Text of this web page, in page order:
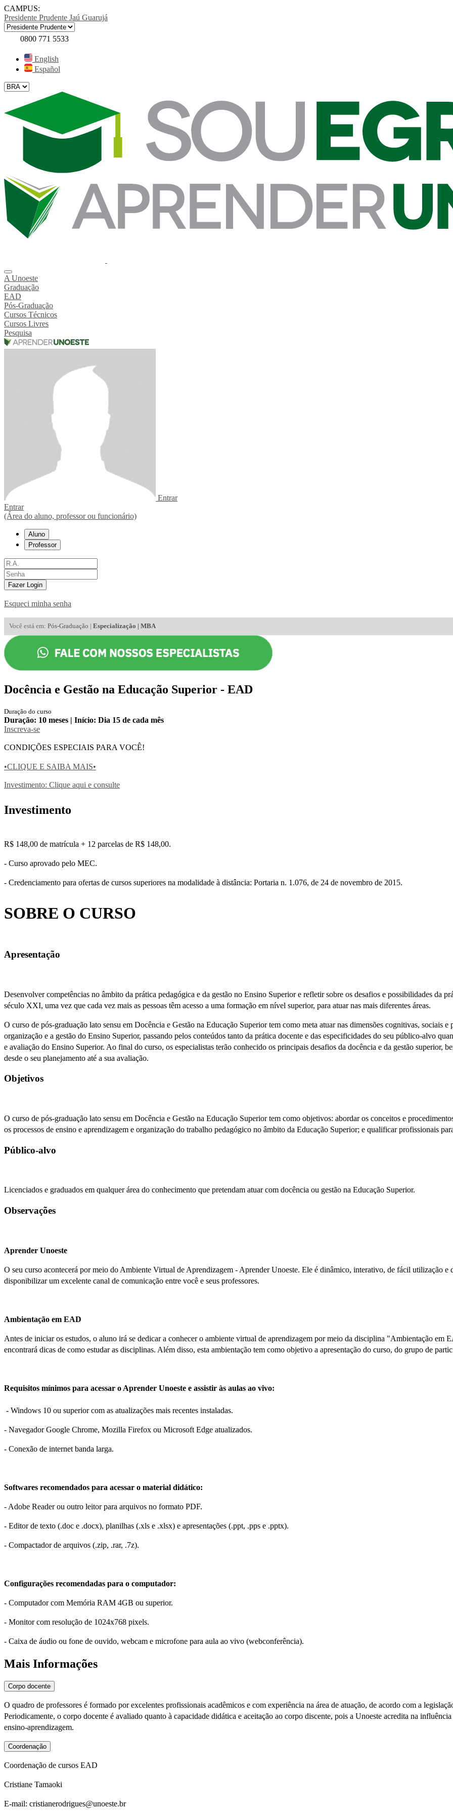
CAMPUS:
Presidente Prudente Jaú Guarujá
0800 771 5533
English
Español
A Unoeste
Graduação
EAD
Pós-Graduação
Cursos Técnicos
Cursos Livres
Pesquisa
Entrar
Entrar
(Área do aluno, professor ou funcionário)
Aluno
Professor
Fazer Login
Esqueci minha senha
Você está em: Pós-Graduação | Especialização | MBA
Docência e Gestão na Educação Superior - EAD
Duração do curso
Duração: 10 meses | Início: Dia 15 de cada mês
Inscreva-se
CONDIÇÕES ESPECIAIS PARA VOCÊ!
•CLIQUE E SAIBA MAIS•
Investimento: Clique aqui e consulte
Investimento
R$ 148,00 de matrícula + 12 parcelas de R$ 148,00.
- Curso aprovado pelo MEC.
- Credenciamento para ofertas de cursos superiores na modalidade à distância: Portaria n. 1.076, de 24 de novembro de 2015.
SOBRE O CURSO
Apresentação
Desenvolver competências no âmbito da prática pedagógica e da gestão no Ensino Superior e refletir sobre os desafios e possibilidades da
século XXI, uma vez que cada vez mais as pessoas têm acesso a uma formação em nível superior, para atuar nas mais diferentes áreas.
O curso de pós-graduação lato sensu em Docência e Gestão na Educação Superior tem como meta atuar nas dimensões cognitivas, sociais
organização e a gestão do Ensino Superior, passando pelos conteúdos tanto da prática docente e das especificidades do seu público-alvo
e avaliação do Ensino Superior. Ao final do curso, os especialistas terão conhecido os principais desafios da docência e da gestão superior,
desde o seu planejamento até a sua avaliação.
Objetivos
O curso de pós-graduação lato sensu em Docência e Gestão na Educação Superior tem como objetivos: abordar os conceitos e
os processos de ensino e aprendizagem e organização do trabalho pedagógico no âmbito da Educação Superior; e qualificar profissionais
Público-alvo
Licenciados e graduados em qualquer área do conhecimento que pretendam atuar com docência ou gestão na Educação Superior.
Observações
Aprender Unoeste
O seu curso acontecerá por meio do Ambiente Virtual de Aprendizagem - Aprender Unoeste. Ele é dinâmico, interativo, de fácil utilização
disponibilizar um excelente canal de comunicação entre você e seus professores.
Ambientação em EAD
Antes de iniciar os estudos, o aluno irá se dedicar a conhecer o ambiente virtual de aprendizagem por meio da disciplina "Ambientação em
encontrará dicas de como estudar as disciplinas. Além disso, esta ambientação tem como objetivo a apresentação do curso, do grupo de
Requisitos mínimos para acessar o Aprender Unoeste e assistir às aulas ao vivo:
- Windows 10 ou superior com as atualizações mais recentes instaladas.
- Navegador Google Chrome, Mozilla Firefox ou Microsoft Edge atualizados.
- Conexão de internet banda larga.
Softwares recomendados para acessar o material didático:
- Adobe Reader ou outro leitor para arquivos no formato PDF.
- Editor de texto (.doc e .docx), planilhas (.xls e .xlsx) e apresentações (.ppt, .pps e .pptx).
- Compactador de arquivos (.zip, .rar, .7z).
Configurações recomendadas para o computador:
- Computador com Memória RAM 4GB ou superior.
- Monitor com resolução de 1024x768 pixels.
- Caixa de áudio ou fone de ouvido, webcam e microfone para aula ao vivo (webconferência).
Mais Informações
Corpo docente
O quadro de professores é formado por excelentes profissionais acadêmicos e com experiência na área de atuação, de acordo com a
Periodicamente, o corpo docente é avaliado quanto à capacidade didática e aceitação ao corpo discente, pois a Unoeste acredita na
ensino-aprendizagem.
Coordenação
Coordenação de cursos EAD
Cristiane Tamaoki
E-mail: cristianerodrigues@unoeste.br